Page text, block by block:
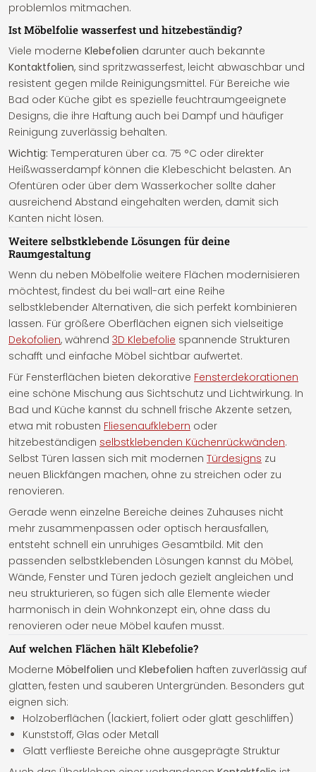
problemlos mitmachen.
Ist Möbelfolie wasserfest und hitzebeständig?
Viele moderne Klebefolien darunter auch bekannte
Kontaktfolien, sind spritzwasserfest, leicht abwaschbar und
resistent gegen milde Reinigungsmittel. Für Bereiche wie
Bad oder Küche gibt es spezielle feuchtraumgeeignete
Designs, die ihre Haftung auch bei Dampf und häufiger
Reinigung zuverlässig behalten.
Wichtig: Temperaturen über ca. 75 °C oder direkter
Heißwasserdampf können die Klebeschicht belasten. An
Ofentüren oder über dem Wasserkocher sollte daher
ausreichend Abstand eingehalten werden, damit sich
Kanten nicht lösen.
Weitere selbstklebende Lösungen für deine
Raumgestaltung
Wenn du neben Möbelfolie weitere Flächen modernisieren
möchtest, findest du bei wall-art eine Reihe
selbstklebender Alternativen, die sich perfekt kombinieren
lassen. Für größere Oberflächen eignen sich vielseitige
Dekofolien, während 3D Klebefolie spannende Strukturen
schafft und einfache Möbel sichtbar aufwertet.
Für Fensterflächen bieten dekorative Fensterdekorationen
eine schöne Mischung aus Sichtschutz und Lichtwirkung. In
Bad und Küche kannst du schnell frische Akzente setzen,
etwa mit robusten Fliesenaufklebern oder
hitzebeständigen selbstklebenden Küchenrückwänden.
Selbst Türen lassen sich mit modernen Türdesigns zu
neuen Blickfängen machen, ohne zu streichen oder zu
renovieren.
Gerade wenn einzelne Bereiche deines Zuhauses nicht
mehr zusammenpassen oder optisch herausfallen,
entsteht schnell ein unruhiges Gesamtbild. Mit den
passenden selbstklebenden Lösungen kannst du Möbel,
Wände, Fenster und Türen jedoch gezielt angleichen und
neu strukturieren, so fügen sich alle Elemente wieder
harmonisch in dein Wohnkonzept ein, ohne dass du
renovieren oder neue Möbel kaufen musst.
Auf welchen Flächen hält Klebefolie?
Moderne Möbelfolien und Klebefolien haften zuverlässig auf
glatten, festen und sauberen Untergründen. Besonders gut
eignen sich:
Holzoberflächen (lackiert, foliert oder glatt geschliffen)
Kunststoff, Glas oder Metall
Glatt verflieste Bereiche ohne ausgeprägte Struktur